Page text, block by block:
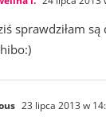
sprawdziłam
23 lipca 2013 w